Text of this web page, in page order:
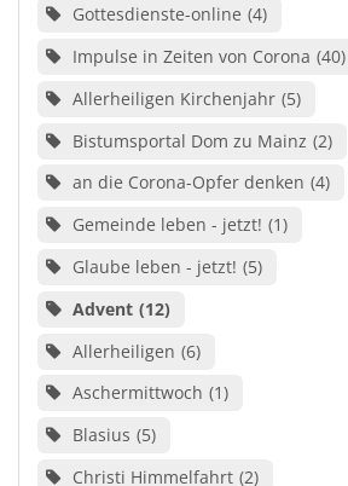
Gottesdienste-online 4
Impulse in Zeiten von Corona 40
Allerheiligen Kirchenjahr 5
Bistumsportal Dom zu Mainz 2
an die Corona-Opfer denken 4
Gemeinde leben - jetzt! 1
Glaube leben - jetzt! 5
Advent 12
Allerheiligen 6
Aschermittwoch 1
Blasius 5
Christi Himmelfahrt 2